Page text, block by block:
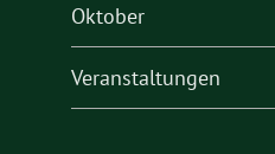
Oktober
Veranstaltungen